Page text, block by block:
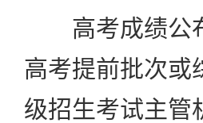
高考成绩公布
高考提前批次或
级招生考试主管